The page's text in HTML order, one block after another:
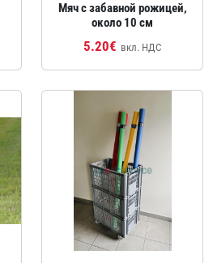
Мяч с забавной рожицей,
около 10 см
5.20€ вкл. НДС